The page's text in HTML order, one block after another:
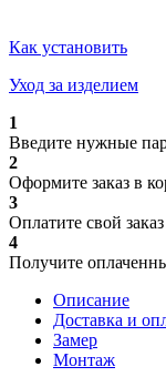
Как установить
Уход за изделием
1
Введите нужные
2
Оформите заказ в
3
Оплатите свой
4
Получите
Описание
Доставка и
Замер
Монтаж